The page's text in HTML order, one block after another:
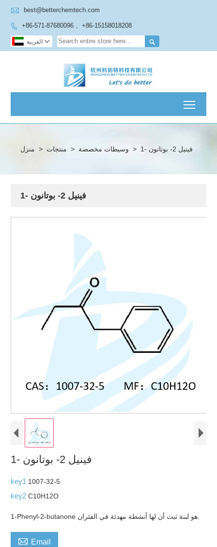
 best@betterchemtech.com
 +86-571-87680096 、+86-15158018208
 العربية 
منزل > منتجات > وسيطات مخصصة > 1- فينيل 2- بوتانون
1- فينيل 2- بوتانون
1- فينيل 2- بوتانون
key1 1007-32-5
key2C10H12O
 Email